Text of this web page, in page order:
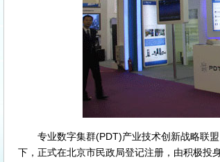
专业数字集群(PDT)产业技术创新战略联盟
下，正式在北京市民政局登记注册，由积极投